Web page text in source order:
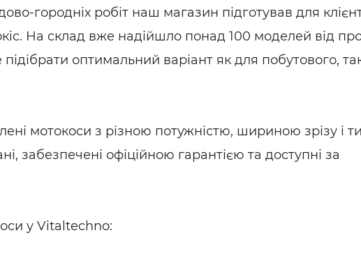
городніх робіт наш магазин підготував для
На склад вже надійшло понад 100 моделей від
оптимальний варіант як для побутового,
мотокоси з різною потужністю, шириною зрізу і
забезпечені офіційною гарантією та доступні за
у Vitaltechno: